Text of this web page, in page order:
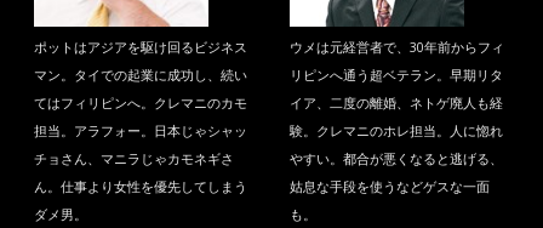
ポットはアジアを駆け回るビジネス
マン。タイでの起業に成功し、続い
てはフィリピンへ。クレマニのカモ
担当。アラフォー。日本じゃシャッ
チョさん、マニラじゃカモネギさ
ん。仕事より女性を優先してしまう
ダメ男。
ウメは元経営者で、30年前からフィ
リピンへ通う超ベテラン。早期リタ
イア、二度の離婚、ネトゲ廃人も経
験。クレマニのホレ担当。人に惚れ
やすい。都合が悪くなると逃げる、
姑息な手段を使うなどゲスな一面
も。